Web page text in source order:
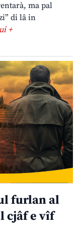
ma pal
di lâ in
+
furlan al
cjâf e vîf